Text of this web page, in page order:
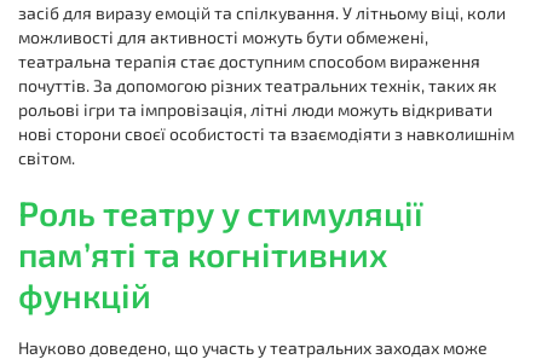
засіб для виразу емоцій та спілкування. У літньому віці, коли
можливості для активності можуть бути обмежені,
театральна терапія стає доступним способом вираження
почуттів. За допомогою різних театральних технік, таких як
рольові ігри та імпровізація, літні люди можуть відкривати
нові сторони своєї особистості та взаємодіяти з навколишнім
світом.
Роль театру у стимуляції
пам’яті та когнітивних
функцій
Науково доведено, що участь у театральних заходах може